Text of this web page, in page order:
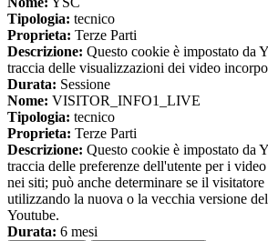
Tipologia: tecnico
Proprieta: Terze Parti
Descrizione: Questo cookie è impostato da
traccia delle visualizzazioni dei video
Durata: Sessione
Nome: VISITOR_INFO1_LIVE
Tipologia: tecnico
Proprieta: Terze Parti
Descrizione: Questo cookie è impostato da
traccia delle preferenze dell'utente per i
nei siti; può anche determinare se il
utilizzando la nuova o la vecchia versione
Youtube.
Durata: 6 mesi